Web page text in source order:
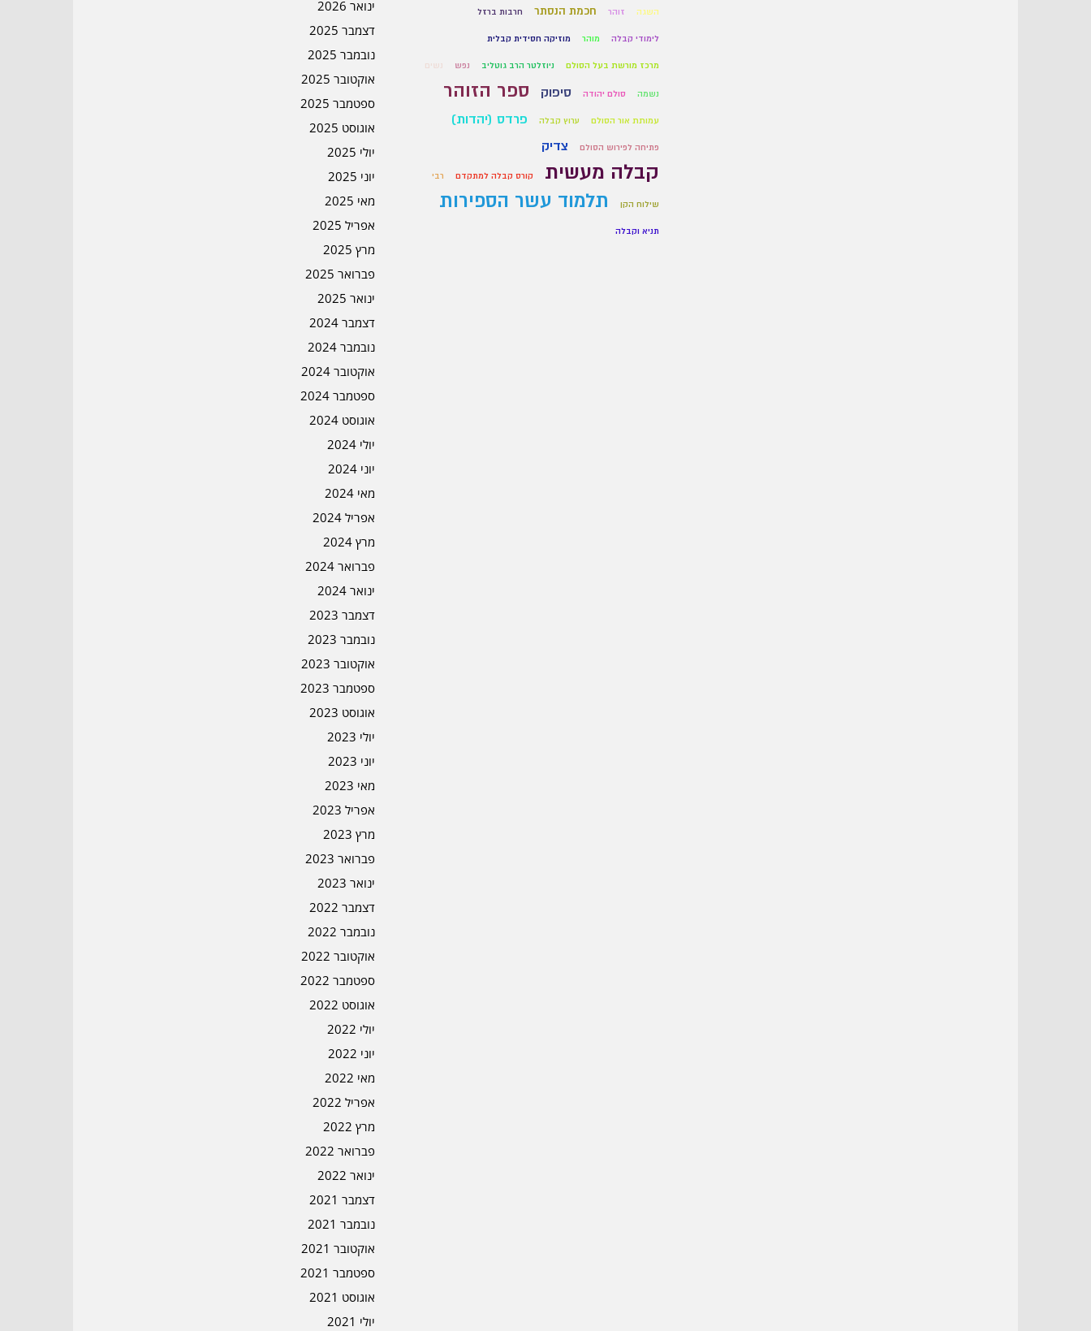
ינואר 2026
דצמבר 2025
נובמבר 2025
אוקטובר 2025
ספטמבר 2025
אוגוסט 2025
יולי 2025
יוני 2025
מאי 2025
אפריל 2025
מרץ 2025
פברואר 2025
ינואר 2025
דצמבר 2024
נובמבר 2024
אוקטובר 2024
ספטמבר 2024
אוגוסט 2024
יולי 2024
יוני 2024
מאי 2024
אפריל 2024
מרץ 2024
פברואר 2024
ינואר 2024
דצמבר 2023
נובמבר 2023
אוקטובר 2023
ספטמבר 2023
אוגוסט 2023
יולי 2023
יוני 2023
מאי 2023
אפריל 2023
מרץ 2023
פברואר 2023
ינואר 2023
דצמבר 2022
נובמבר 2022
אוקטובר 2022
ספטמבר 2022
אוגוסט 2022
יולי 2022
יוני 2022
מאי 2022
אפריל 2022
מרץ 2022
פברואר 2022
ינואר 2022
דצמבר 2021
נובמבר 2021
אוקטובר 2021
ספטמבר 2021
אוגוסט 2021
יולי 2021
השגה זוהר חכמת הנסתר חרבות ברזל
לימודי קבלה מוהר מוזיקה חסידית קבלית
מרכז מורשת בעל הסולם ניוזלטר הרב גוטליב נפש נשים
נשמה סולם יהודה סיפוק ספר הזוהר
עמותת אור הסולם ערוץ קבלה פרדס (יהדות)
פתיחה לפירוש הסולם צדיק
קבלה מעשית קורס קבלה למתקדם רבי
שילוח הקן תלמוד עשר הספירות
תניא וקבלה